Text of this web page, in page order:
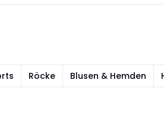
Röcke Blusen & Hemden